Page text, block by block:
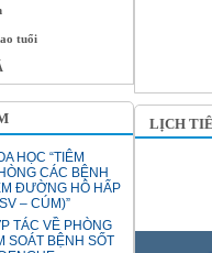
tuổi
HỌC “TIÊM
CÁC BỆNH
ĐƯỜNG HÔ HẤP
– CÚM)”
TÁC VỀ PHÒNG
SOÁT BỆNH SỐT
LỊCH